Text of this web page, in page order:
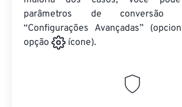
parâmetros de conversão
“Configurações Avançadas”
opção
ícone).